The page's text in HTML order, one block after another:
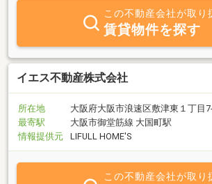
ー/パートナー企業として、地域に根差した安
ご提供しております。◆アフターフォローも充
━━━━━━━━━━━━━━━━━ご契約後のア
にも特に力を入れており、入居後のお困りごと
速に対応いたします。生涯にわたり安心してお
を整えております。◆顧客満足度を追求した不
かな対応を身近な価格でご提供し、関西エリア
り高い評価をいただいております。◆賃貸VS
提案━━━━━━━━━━━━━━━━━賃貸・売
この不動産会社が取り
賃貸物件を探す
イエス不動産株式会社
所在地
大阪府大阪市浪速区敷津東１丁目
最寄駅
大阪市御堂筋線 大国町駅
情報提供元
LIFULL HOME'S
この不動産会社が取り